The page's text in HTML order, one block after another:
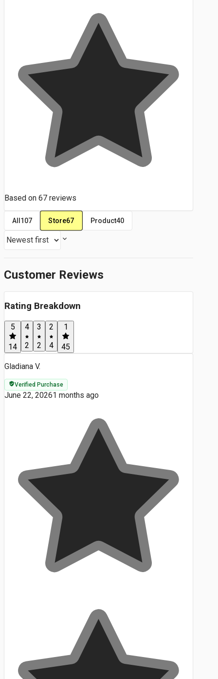
Based on 67 reviews
All 107 Store67 Product40
Customer Reviews
Rating Breakdown
5
14
4
2
3
2
2
4
1
45
Gladiana V.
Verified Purchase
June 22, 20261 months ago